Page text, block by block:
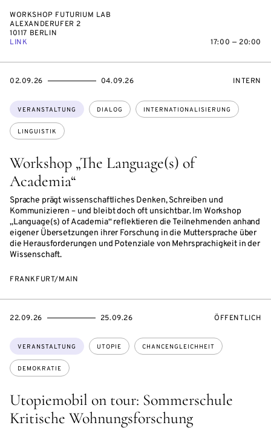
WORKSHOP FUTURIUM LAB
ALEXANDERUFER 2
10117 BERLIN
LINK
17:00 — 20:00
Workshop „The Language(s) of
Academia“
Sprache prägt wissenschaftliches Denken, Schreiben und
Kommunizieren – und bleibt doch oft unsichtbar. Im Workshop
„Language(s) of Academia“ reflektieren die Teilnehmenden anhand
eigener Übersetzungen ihrer Forschung in die Muttersprache über
die Herausforderungen und Potenziale von Mehrsprachigkeit in der
Wissenschaft.
Themen:
VERANSTALTUNG DIALOG INTERNATIONALISIERUNG
LINGUISTIK
EVENTBEGINSON
02.09.26
EVENTENDSON 04.09.26 INTERN
FRANKFURT/MAIN
Utopiemobil on tour: Sommerschule
Kritische Wohnungsforschung
Themen:
VERANSTALTUNG UTOPIE CHANCENGLEICHHEIT
DEMOKRATIE
EVENTBEGINSON
22.09.26
EVENTENDSON 25.09.26 ÖFFENTLICH